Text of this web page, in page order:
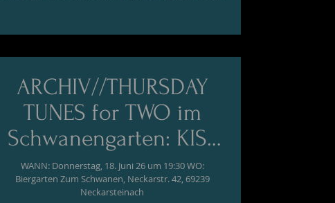
nehmen, Speisen und Getränke einpacken oder beim
Piazza wird: Der Musiksommer am Capri 2026 geht
als Dankeschön an unsere
ARCHIV//THURSDAY
TUNES for TWO im
Schwanengarten: KIST
DUO - Ralph US &
Andi Kiesel
WANN: Donnerstag, 18. Juni 26 um 19:30 WO:
Biergarten Zum Schwanen, Neckarstr. 42, 69239
Neckarsteinach